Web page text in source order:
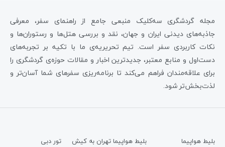
مجله گردشگری سه‌کلیک منبعی جامع از راهنمای سفر، معرفی
جاذبه‌های دیدنی ایران و جهان، نقد و بررسی هتل‌ها و رستوران‌ها و
نکات کاربردی سفر است. تیم تحریریه‌ی ما با تکیه بر تجربه‌های
دست‌اول و منابع معتبر، جدیدترین اخبار و مقالات حوزه‌ی گردشگری را
برای علاقه‌مندان فراهم می‌کند تا برنامه‌ریزی سفرهای شما آسان‌تر و
لذت‌بخش‌تر شود.
بلیط هواپیما
بلیط هواپیما تهران به کیش
تور دبی